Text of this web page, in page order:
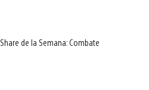
Share de la Semana: Combate